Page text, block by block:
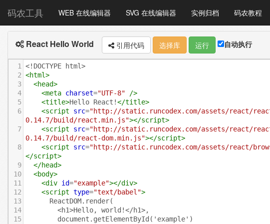
码农工具 WEB 在线编辑器 SVG 在线编辑器 实例归档 码农教程
React Hello World 引用代码 选择库 运行 自动执行
1
<!DOCTYPE html>
2 <html>
3
<head>
4
<meta charset="UTF-8"
/>
5
<title>Hello React!</title>
6
<script src="http://static.runcodex.com/assets/react/
0.14.7/build/react.min.js"></script>
7
<script src="http://static.runcodex.com/assets/react/
0.14.7/build/react-dom.min.js"></script>
8
<script src="http://static.runcodex.com/assets/react/
</script>
9
</head>
10
<body>
11
<div id="example"></div>
12
<script type="text/babel">
13
ReactDOM.render(
14
<h1>Hello, world!</h1>,
15
document.getElementById('example')